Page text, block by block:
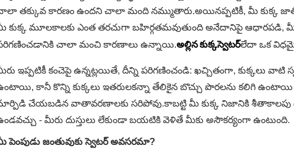
తక్కువ కారణం ఉందని చాలా మంది నమ్ముతారు.అయినప్పటికీ, మీ కుక్క
కుక్క మూలకాలకు ఎంత తరచుగా బహిర్గతమవుతుంది అనేదానిపై ఆధారపడి,
చాలా మంచి కారణాలు ఉన్నాయి.అల్లిన కుక్కస్వెటర్లేదా ఒక
ఇప్పటికీ కంచెపై ఉన్నట్లయితే, దీన్ని పరిగణించండి: ఖచ్చితంగా, కుక్కలు వాటి
కానీ కొన్ని కుక్కలు ఇతరులకన్నా తేలికైన బొచ్చు పొరలను కలిగి
చేయబడిన వాతావరణాలకు సరిపోవు.కాబట్టి మీ కుక్క నిజానికి శీతాకాలపు
- మీరు దుస్తులు లేకుండా బయటికి వెళితే మీకు అసౌకర్యంగా ఉంటుంది.
పెంపుడు జంతువుకు స్వెటర్ అవసరమా?